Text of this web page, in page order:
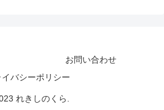
お問い合わせ
イバシーポリシー
れきしのくら.